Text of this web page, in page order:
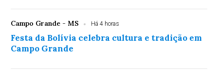
Campo Grande - MS Há 4 horas
Festa da Bolívia celebra cultura e tradição em
Campo Grande